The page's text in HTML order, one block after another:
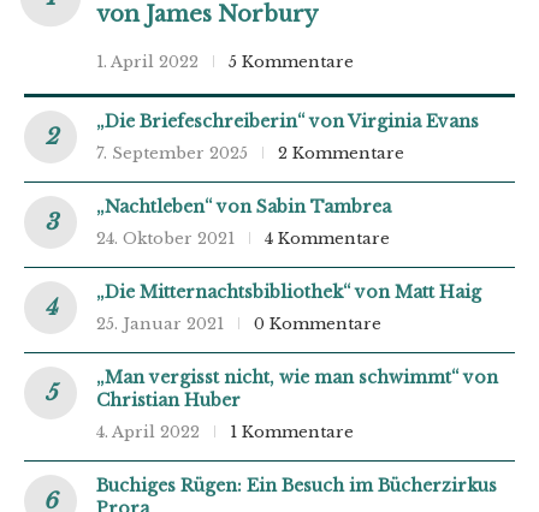
von James Norbury
1. April 2022 5 Kommentare
„Die Briefeschreiberin“ von Virginia Evans
7. September 2025 2 Kommentare
„Nachtleben“ von Sabin Tambrea
24. Oktober 2021 4 Kommentare
„Die Mitternachtsbibliothek“ von Matt Haig
25. Januar 2021 0 Kommentare
„Man vergisst nicht, wie man schwimmt“ von
Christian Huber
4. April 2022 1 Kommentare
Buchiges Rügen: Ein Besuch im Bücherzirkus